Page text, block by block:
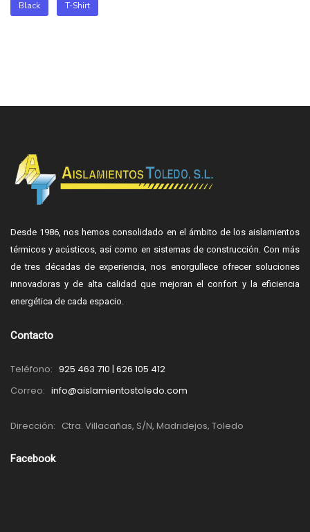
Black T-Shirt
Desde 1986, nos hemos consolidado en el ámbito de los aislamientos
térmicos y acústicos, así como en sistemas de construcción. Con más
de tres décadas de experiencia, nos enorgullece ofrecer soluciones
innovadoras y de alta calidad que mejoran el confort y la eficiencia
energética de cada espacio.
Contacto
Teléfono: 925 463 710 | 626 105 412
Correo: info@aislamientostoledo.com
Dirección: Ctra. Villacañas, S/N, Madridejos, Toledo
Facebook